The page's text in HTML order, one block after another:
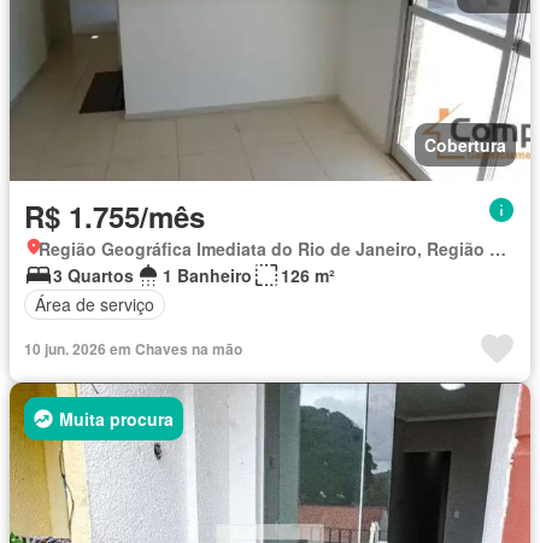
Cobertura
R$ 1.755/mês
Região Geográfica Imediata do Rio de Janeiro, Região Metropolitana do Rio de Janeiro
3 Quartos
1 Banheiro
126 m²
Área de serviço
10 jun. 2026 em Chaves na mão
Muita procura